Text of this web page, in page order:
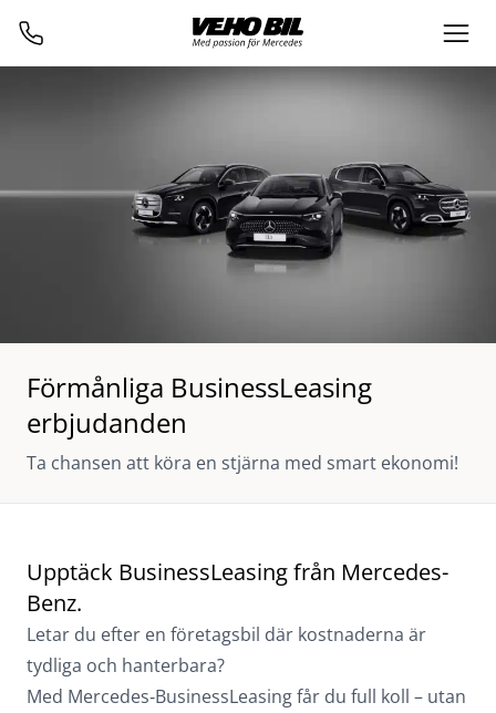
Förmånliga BusinessLeasing
erbjudanden
Ta chansen att köra en stjärna med smart ekonomi!
Upptäck BusinessLeasing från Mercedes-
Benz.
Letar du efter en företagsbil där kostnaderna är
tydliga och hanterbara?
Med Mercedes‑BusinessLeasing får du full koll – utan